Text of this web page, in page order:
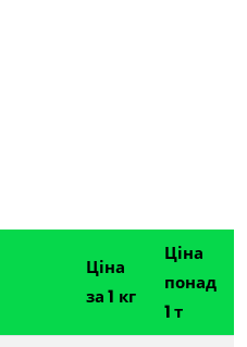
Ціна
за 1 кг
Ціна
понад
1 т